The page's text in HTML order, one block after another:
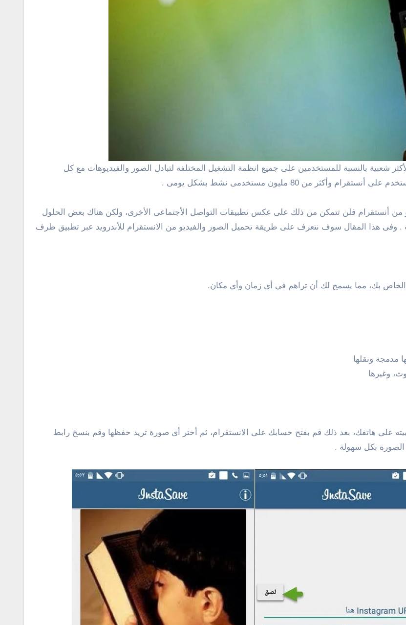
شعبية بالنسبة للمستخدمين على جميع انظمة التشغيل المختلفة لتبادل الصور والفيديوهات مع كل
على أنستقرام و أكثر من 80 مليون مستخدمى نشط بشكل يومى .
أنستقرام فلن تتمكن من ذلك على عكس تطبيقات التواصل الأجتماعى الأخرى، ولكن هناك بعض الحلول
. وفى هذا المقال سوف نتعرف على طريقة تحميل الصور والفيديو من الانستقرام للأندرويد عبر تطبيق طرف
مدمجة ونقلها
على هاتفك، بعد ذلك قم بفتح حسابك على الانستقرام، ثم أختر أى صورة تريد حفظها وقم بنسخ رابط